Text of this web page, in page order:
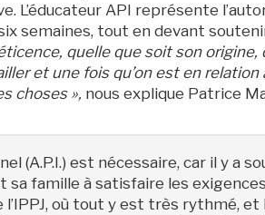
L’éducateur API représente
semaines, tout en devant
quelle que soit son origine,
et une fois qu’on est en relation
choses », nous explique Patrice
(A.P.I.) est nécessaire, car il y a
sa famille à satisfaire les
où tout y est très rythmé, et